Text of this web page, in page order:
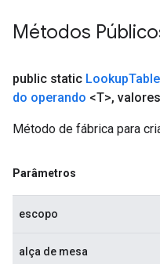
Métodos
public static LookupTable
do operando <T>, valores
Método de fábrica para
Parâmetros
escopo
alça de mesa